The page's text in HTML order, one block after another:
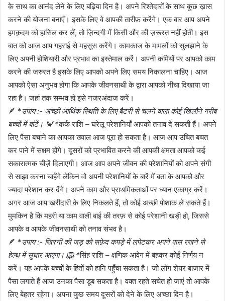
के साथ का आनंद लेने के लिए बढ़िया दिन है। अपने रिश्तेदारों के साथ कुछ ख़ास
करने की योजना बनाएँ। इसके लिए वे आपकी तारीफ़ करेंगे। एक बार आप अपने
हमक़दम को हासिल कर लें, तो ज़िन्दगी में किसी और की ज़रूरत नहीं होती। इस
बात को आज आप गहराई से महसूस करेंगे। कामकाज के मामलों को सुलझाने के
लिए अपनी होशियारी और प्रभाव का इस्तेमाल करें। अपनी कमियों पर आपको काम
करने की जरुरत है इसके लिए आपको अपने लिए समय निकालना चाहिए। आज
आपको ऐसा अनुभव होगा कि आपके जीवनसाथी के द्वारा आपको नीचा दिखाया जा
रहा है। जहां तक सम्भव हो इसे नजरअंदाज करें।
🪶 *उपाय :- अच्छी आर्थिक स्थिति के लिए बैटरी से चलने वाला कोई खिलौने गरीब
बच्चों में बांटें। 🦀 *कर्क राशि – घरेलू परेशानियाँ आपको तनाव दे सकती हैं। अपनेे
लिए पैसा बचाने का आपका ख्याल आज पूरा हो सकता है। आज आप उचित बचत
कर पाने में सक्षम होंगे। दूसरों को प्रभावित करने की आपकी क्षमता आपको कई
सकारात्मक चीज़ें दिलाएगी। आज आप अपने जीवन की परेशानियों को अपने संगी
से साझा करना चाहेंगे लेकिन वो अपनी परेशानियों के बारें में बता के आपको और
ज्यादा परेशान कर देंगे। अपने काम और प्राथमिकताओं पर ध्यान एकाग्र करें।
अगर आज आप ख़रीदारी के लिए निकलते हैं, तो कोई अच्छी पोशाक ले सकते हैं।
मुमकिन है कि महरी या काम वाली बाई की तरफ़ से कोई परेशानी खड़ी हो, जिससे
आपके व आपके जीवनसाथी को तनाव संभव है।
🪶 *उपाय :- खिरनी की जड़ को सफ़ेद कपड़े में लपेटकर अपने पास रखने से
हेल्थ में सुधार आएगा। 🦁 *सिंह राशि – क्षणिक आवेग में बहकर कोई निर्णय न
करें। यह आपके बच्चों के हितों को हानि पहुँचा सकता है। जो लोग शेयर बाजार में
पैसा लगाते हैं आज उनका पैसा डूब सकता है। वक्त रहते सचेत हो जाएं तो आपके
लिए बेहतर रहेगा। अपना कुछ समय दूसरों को देने के लिए अच्छा दिन है।